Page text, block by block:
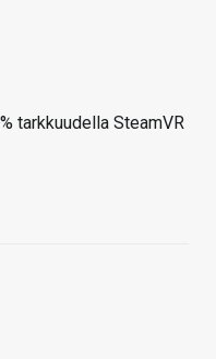
tarkkuudella SteamVR